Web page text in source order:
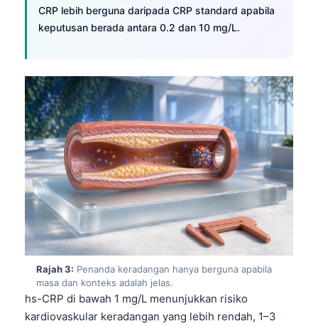
CRP lebih berguna daripada CRP standard apabila
keputusan berada antara 0.2 dan 10 mg/L.
Rajah 3: Penanda keradangan hanya berguna apabila
masa dan konteks adalah jelas.
hs-CRP di bawah 1 mg/L menunjukkan risiko
kardiovaskular keradangan yang lebih rendah, 1–3